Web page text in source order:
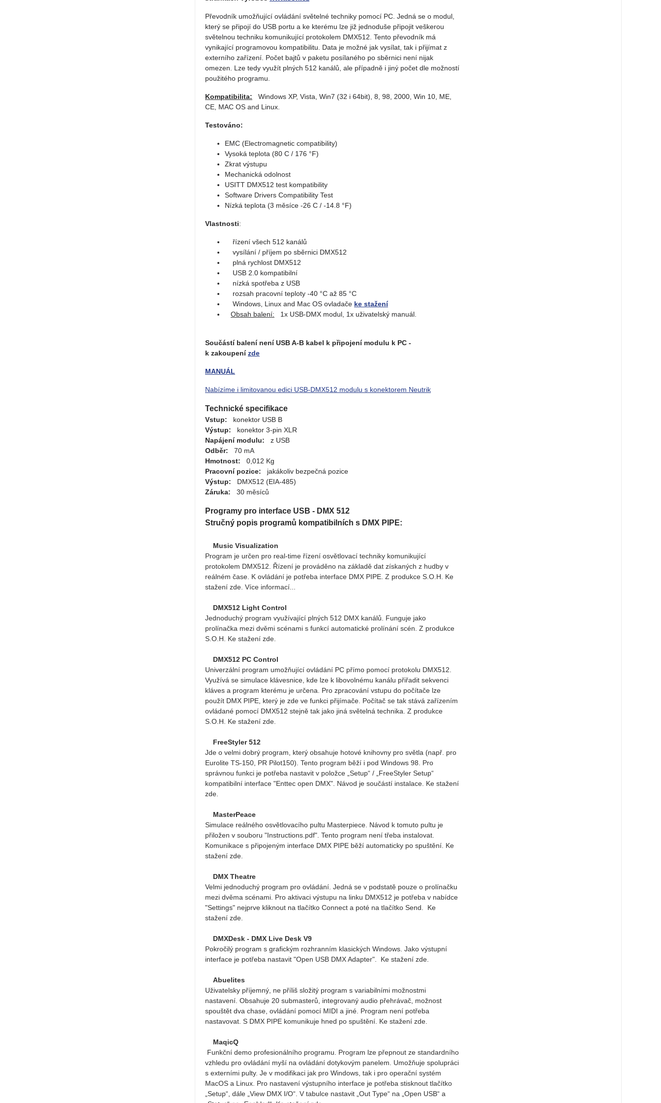
Převodník umožňující ovládání světelné techniky pomocí PC. Jedná se o modul,
který se připojí do USB portu a ke kterému lze již jednoduše připojit veškerou
světelnou techniku komunikující protokolem DMX512. Tento převodník má
vynikající programovou kompatibilitu. Data je možné jak vysílat, tak i přijímat z
externího zařízení. Počet bajtů v paketu posílaného po sběrnici není nijak
omezen. Lze tedy využít plných 512 kanálů, ale případně i jiný počet dle možností
použitého programu.
Kompatibilita: Windows XP, Vista, Win7 (32 i 64bit), 8, 98, 2000, Win 10, ME,
CE, MAC OS and Linux.
Testováno:
EMC (Electromagnetic compatibility)
Vysoká teplota (80 C / 176 °F)
Zkrat výstupu
Mechanická odolnost
USITT DMX512 test kompatibility
Software Drivers Compatibility Test
Nízká teplota (3 měsíce -26 C / -14.8 °F)
Vlastnosti:
řízení všech 512 kanálů
vysílání / příjem po sběrnici DMX512
plná rychlost DMX512
USB 2.0 kompatibilní
nízká spotřeba z USB
rozsah pracovní teploty -40 °C až 85 °C
Windows, Linux and Mac OS ovladače ke stažení
Obsah balení: 1x USB-DMX modul, 1x uživatelský manuál.
Součástí balení není USB A-B kabel k připojení modulu k PC -
k zakoupenízde
MANUÁL
Nabízíme i limitovanou edici USB-DMX512 modulu s konektorem Neutrik
Technické specifikace
Vstup: konektor USB B
Výstup: konektor 3-pin XLR
Napájení modulu: z USB
Odběr: 70 mA
Hmotnost: 0,012 Kg
Pracovní pozice: jakákoliv bezpečná pozice
Výstup: DMX512 (EIA-485)
Záruka: 30 měsíců
Programy pro interface USB - DMX 512
Stručný popis programů kompatibilních s DMX PIPE:
Music Visualization
Program je určen pro real-time řízení osvětlovací techniky komunikující
protokolem DMX512. Řízení je prováděno na základě dat získaných z hudby v
reálném čase. K ovládání je potřeba interface DMX PIPE. Z produkce S.O.H. Ke
stažení zde. Více informací...
DMX512 Light Control
Jednoduchý program využívající plných 512 DMX kanálů. Funguje jako
prolínačka mezi dvěmi scénami s funkcí automatické prolínání scén. Z produkce
S.O.H. Ke stažení zde.
DMX512 PC Control
Univerzální program umožňující ovládání PC přímo pomocí protokolu DMX512.
Využívá se simulace klávesnice, kde lze k libovolnému kanálu přiřadit sekvenci
kláves a program kterému je určena. Pro zpracování vstupu do počítače lze
použít DMX PIPE, který je zde ve funkci přijímače. Počítač se tak stává zařízením
ovládané pomocí DMX512 stejně tak jako jiná světelná technika. Z produkce
S.O.H. Ke stažení zde.
FreeStyler 512
Jde o velmi dobrý program, který obsahuje hotové knihovny pro světla (např. pro
Eurolite TS-150, PR Pilot150). Tento program běží i pod Windows 98. Pro
správnou funkci je potřeba nastavit v položce „Setup“ / „FreeStyler Setup“
kompatibilní interface "Enttec open DMX". Návod je součástí instalace. Ke stažení
zde.
MasterPeace
Simulace reálného osvětlovacího pultu Masterpiece. Návod k tomuto pultu je
přiložen v souboru "Instructions.pdf". Tento program není třeba instalovat.
Komunikace s připojeným interface DMX PIPE běží automaticky po spuštění. Ke
stažení zde.
DMX Theatre
Velmi jednoduchý program pro ovládání. Jedná se v podstatě pouze o prolínačku
mezi dvěma scénami. Pro aktivaci výstupu na linku DMX512 je potřeba v nabídce
"Settings" nejprve kliknout na tlačítko Connect a poté na tlačítko Send. Ke
stažení zde.
DMXDesk - DMX Live Desk V9
Pokročilý program s grafickým rozhranním klasických Windows. Jako výstupní
interface je potřeba nastavit "Open USB DMX Adapter". Ke stažení zde.
Abuelites
Uživatelsky příjemný, ne příliš složitý program s variabilními možnostmi
nastavení. Obsahuje 20 submasterů, integrovaný audio přehrávač, možnost
spouštět dva chase, ovládání pomocí MIDI a jiné. Program není potřeba
nastavovat. S DMX PIPE komunikuje hned po spuštění. Ke stažení zde.
MaqicQ
Funkční demo profesionálního programu. Program lze přepnout ze standardního
vzhledu pro ovládání myší na ovládání dotykovým panelem. Umožňuje spolupráci
s externími pulty. Je v modifikaci jak pro Windows, tak i pro operační systém
MacOS a Linux. Pro nastavení výstupního interface je potřeba stisknout tlačítko
„Setup“, dále „View DMX I/O“. V tabulce nastavit „Out Type“ na „Open USB“ a